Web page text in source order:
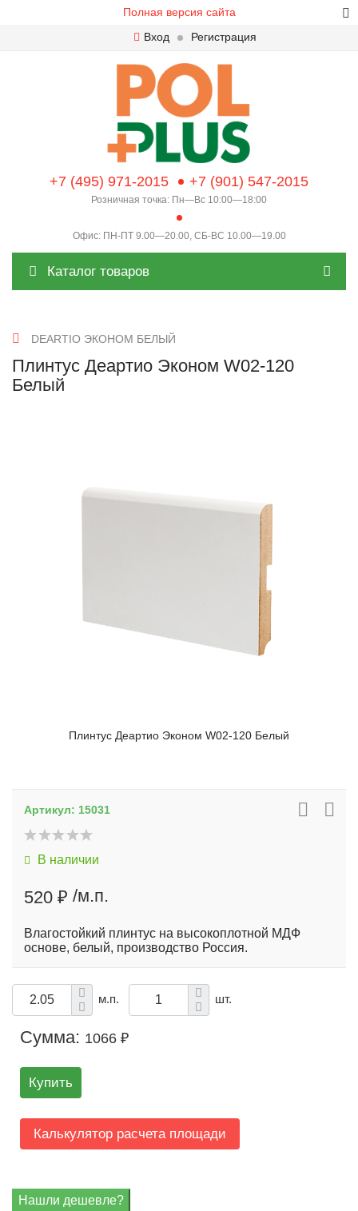
Полная версия сайта
Вход
Регистрация
+7 (495) 971-2015 +7 (901) 547-2015
Розничная точка: Пн—Вс 10:00—18:00
Офис: ПН-ПТ 9.00—20.00, СБ-ВС 10.00—19.00
Каталог товаров
DEARTIO ЭКОНОМ БЕЛЫЙ
Плинтус Деартио Эконом W02-120
Белый
Плинтус Деартио Эконом W02-120 Белый
Артикул: 15031
В наличии
520 ₽ /м.п.
Влагостойкий плинтус на высокоплотной МДФ
основе, белый, производство Россия.
м.п. шт.
Сумма: 1066 ₽
Купить
Калькулятор расчета площади